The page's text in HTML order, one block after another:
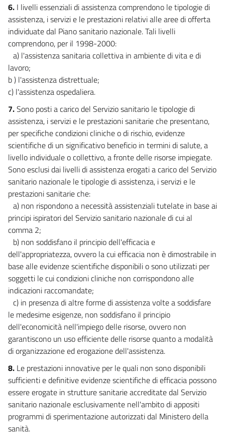
6. I livelli essenziali di assistenza comprendono le tipologie di
assistenza, i servizi e le prestazioni relativi alle aree di offerta
individuate dal Piano sanitario nazionale. Tali livelli
comprendono, per il 1998-2000:
a) l'assistenza sanitaria collettiva in ambiente di vita e di
lavoro;
b ) l'assistenza distrettuale;
c) l'assistenza ospedaliera.
7.Sono posti a carico del Servizio sanitario le tipologie di
assistenza, i servizi e le prestazioni sanitarie che presentano,
per specifiche condizioni cliniche o di rischio, evidenze
scientifiche di un significativo beneficio in termini di salute, a
livello individuale o collettivo, a fronte delle risorse impiegate.
Sono esclusi dai livelli di assistenza erogati a carico del Servizio
sanitario nazionale le tipologie di assistenza, i servizi e le
prestazioni sanitarie che:
a) non rispondono a necessità assistenziali tutelate in base ai
principi ispiratori del Servizio sanitario nazionale di cui al
comma 2;
b) non soddisfano il principio dell'efficacia e
dell'appropriatezza, ovvero la cui efficacia non è dimostrabile in
base alle evidenze scientifiche disponibili o sono utilizzati per
soggetti le cui condizioni cliniche non corrispondono alle
indicazioni raccomandate;
c) in presenza di altre forme di assistenza volte a soddisfare
le medesime esigenze, non soddisfano il principio
dell'economicità nell'impiego delle risorse, ovvero non
garantiscono un uso efficiente delle risorse quanto a modalità
di organizzazione ed erogazione dell'assistenza.
8. Le prestazioni innovative per le quali non sono disponibili
sufficienti e definitive evidenze scientifiche di efficacia possono
essere erogate in strutture sanitarie accreditate dal Servizio
sanitario nazionale esclusivamente nell'ambito di appositi
programmi di sperimentazione autorizzati dal Ministero della
sanità.